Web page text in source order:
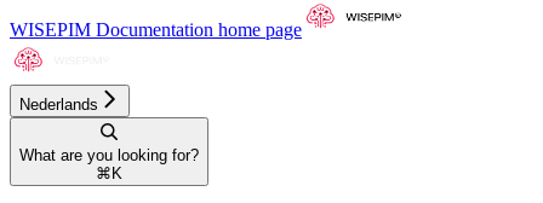
WISEPIM Documentation home page
Nederlands
What are you looking for?
⌘ K